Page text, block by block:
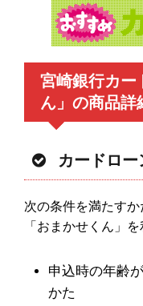
宮崎銀行カー
ん」の商品詳
カードロ
次の条件を満たす
「おまかせくん」を
申込時の年齢
かた